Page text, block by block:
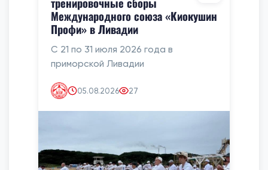
Международного союза «Киокушин
Профи» в Ливадии
С 21 по 31 июля 2026 года в
приморской Ливадии
05.08.2026 27